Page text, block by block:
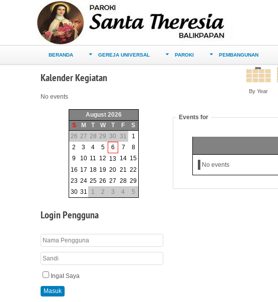
BERANDA GEREJA UNIVERSAL PAROKI PEMBANGUNAN
Kalender Kegiatan
No events
August 2026
S
M T W T F
S
26 27 28 29 30 31
1
2
3 4 5 6 7
8
9
10 11 12 13 14 15
16 17 18 19 20 21 22
23 24 25 26 27 28 29
30 31 1 2 3 4 5
Login Pengguna
Ingat Saya
Masuk
By Year
Events for
No events